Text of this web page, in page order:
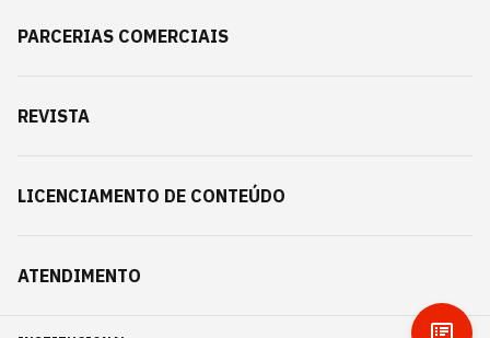
PARCERIAS COMERCIAIS
REVISTA
LICENCIAMENTO DE CONTEÚDO
ATENDIMENTO